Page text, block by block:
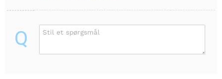
Q Stil et spørgsmål